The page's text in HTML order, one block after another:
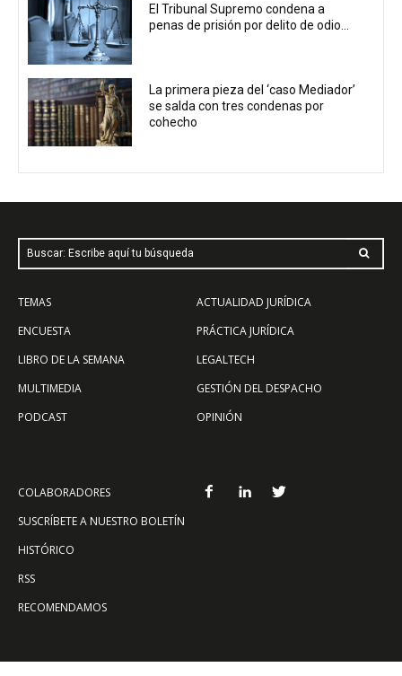
El Tribunal Supremo condena a
penas de prisión por delito de odio...
La primera pieza del ‘caso Mediador’
se salda con tres condenas por
cohecho
Buscar: Escribe aquí tu búsqueda
TEMAS
ENCUESTA
LIBRO DE LA SEMANA
MULTIMEDIA
PODCAST
ACTUALIDAD JURÍDICA
PRÁCTICA JURÍDICA
LEGALTECH
GESTIÓN DEL DESPACHO
OPINIÓN
COLABORADORES
SUSCRÍBETE A NUESTRO BOLETÍN
HISTÓRICO
RSS
RECOMENDAMOS